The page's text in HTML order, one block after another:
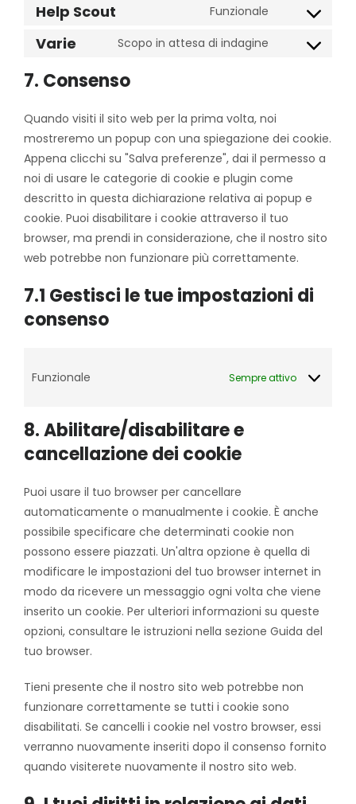
service
statistics
Help Scout Funzionale
Consent
service
Varie Scopo in attesa di indagine
Consent
7. Consenso
Quando visiti il sito web per la prima volta, noi
mostreremo un popup con una spiegazione dei cookie.
Appena clicchi su "Salva preferenze", dai il permesso a
noi di usare le categorie di cookie e plugin come
descritto in questa dichiarazione relativa ai popup e
cookie. Puoi disabilitare i cookie attraverso il tuo
browser, ma prendi in considerazione, che il nostro sito
web potrebbe non funzionare più correttamente.
7.1 Gestisci le tue impostazioni di
consenso
Funzionale Sempre attivo
8. Abilitare/disabilitare e
cancellazione dei cookie
Puoi usare il tuo browser per cancellare
automaticamente o manualmente i cookie. È anche
possibile specificare che determinati cookie non
possono essere piazzati. Un'altra opzione è quella di
modificare le impostazioni del tuo browser internet in
modo da ricevere un messaggio ogni volta che viene
inserito un cookie. Per ulteriori informazioni su queste
opzioni, consultare le istruzioni nella sezione Guida del
tuo browser.
Tieni presente che il nostro sito web potrebbe non
funzionare correttamente se tutti i cookie sono
disabilitati. Se cancelli i cookie nel vostro browser, essi
verranno nuovamente inseriti dopo il consenso fornito
quando visiterete nuovamente il nostro sito web.